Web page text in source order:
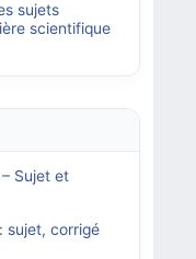
sujets
scientifique
Sujet et
sujet, corrigé